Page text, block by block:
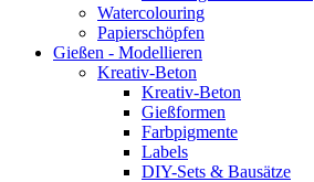
Watercolouring
Papierschöpfen
Gießen - Modellieren
Kreativ-Beton
Kreativ-Beton
Gießformen
Farbpigmente
Labels
DIY-Sets & Bausätze